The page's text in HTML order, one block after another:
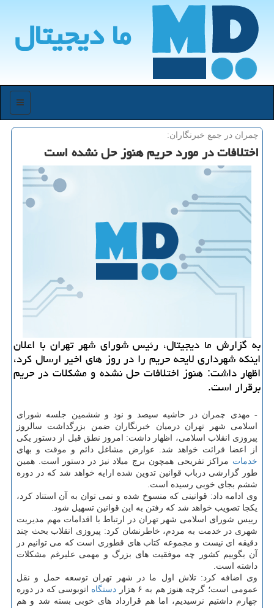
ما دیجیتال
منو
چمران در جمع خبرنگاران:
اختلافات در مورد حریم هنوز حل نشده است
به گزارش ما دیجیتال، رئیس شورای شهر تهران با اعلان
اینکه شهرداری لایحه حریم را در روز های اخیر ارسال کرد،
اظهار داشت: هنوز اختلافات حل نشده و مشکلات در حریم
برقرار است.
- مهدی چمران در حاشیه سیصد و نود و ششمین جلسه شورای
اسلامی شهر تهران درمیان خبرنگاران ضمن بزرگداشت سالروز
پیروزی انقلاب اسلامی، اظهار داشت: امروز نطق قبل از دستور یکی
از اعضا قرائت خواهد شد. عوارض مشاغل دائم و موقت و بهای
خدمات مراکز تفریحی همچون برج میلاد نیز در دستور است. همین
طور گزارشی درباب قوانین تدوین شده ارایه خواهد شد که در دوره
ششم بجای خوبی رسیده است.
وی ادامه داد: قوانینی که منسوخ شده و نمی توان به آن استناد کرد،
یکجا تصویب خواهد شد که رفتن به این قوانین تسهیل شود.
رییس شورای اسلامی شهر تهران در ارتباط با اقدامات مهم مدیریت
شهری در خدمت به مردم، خاطرنشان کرد: پیروزی انقلاب بحث چند
دقیقه ای نیست و مجموعه کتاب های قطوری است که می توانیم در
آن بگوییم کشور چه موفقیت های بزرگ و مهمی علیرغم مشکلات
داشته است.
وی اضافه کرد: تلاش اول ما در شهر تهران توسعه حمل و نقل
عمومی است؛ گرچه هنوز هم به ۶ هزار
دستگاه اتوبوسی که در دوره
چهارم داشتیم نرسیدیم، اما هم قرارداد های خوبی بسته شد و هم